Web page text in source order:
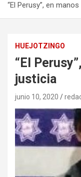
“El Perusy”, en
HUEJOTZINGO
“El
justicia
junio 10, 2020